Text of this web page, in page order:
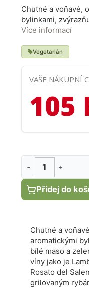
Chutné a voňavé,
bylinkami,
zeleninu.
Výborně se hodí i
zabalené do plátku
Více informací
Vegetarián
VAŠE NÁKUPNÍ
105
− +
Přidej do
Chutné a
aromatickými
bílé maso a
víny jako je
Rosato del
grilovaným